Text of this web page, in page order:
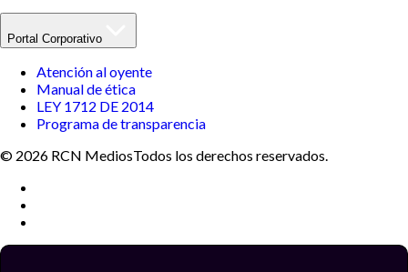
Portal Corporativo
Atención al oyente
Manual de ética
LEY 1712 DE 2014
Programa de transparencia
© 2026 RCN MediosTodos los derechos reservados.